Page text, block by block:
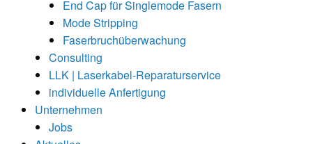
End Cap für Singlemode Fasern
Mode Stripping
Faserbruchüberwachung
Consulting
LLK | Laserkabel-Reparaturservice
individuelle Anfertigung
Unternehmen
Jobs